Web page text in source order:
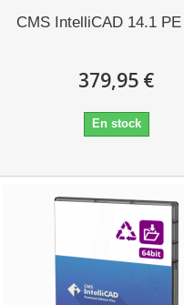
CMS IntelliCAD 14.1
379,95 €
En stock